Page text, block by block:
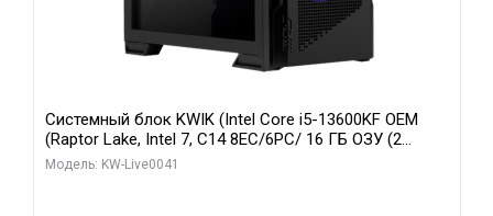
Системный блок KWIK (Intel Core i5-13600KF OEM
(Raptor Lake, Intel 7, C14 8EC/6PC/ 16 ГБ ОЗУ (2
модуля)/ Palit RTX5080 GAMINGPRO OC 16GB GDDR7
Модель: KW-Live0041